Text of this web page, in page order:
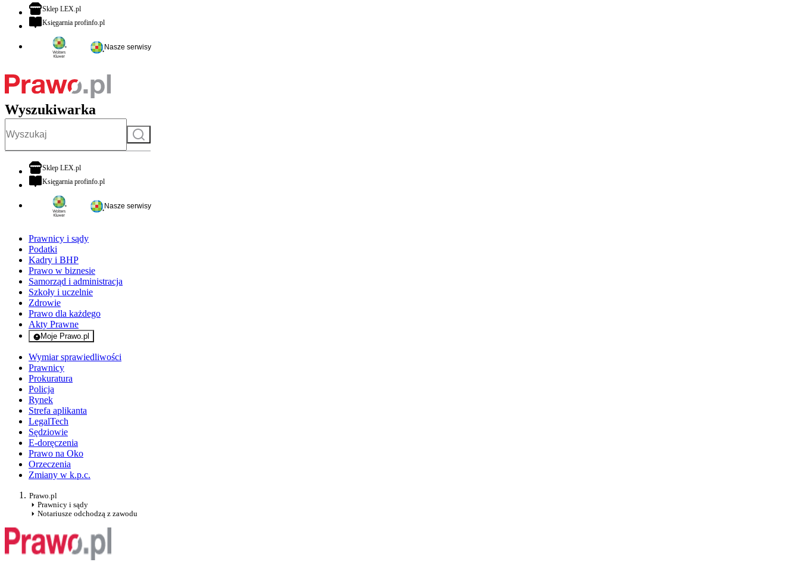
Sklep LEX.plotwiera się w nowej karcie
Księgarnia profinfo.plotwiera się w nowej karcie
Nasze serwisy
Wyszukiwarka
Szukaj
Sklep LEX.plotwiera się w nowej karcie
Księgarnia profinfo.plotwiera się w nowej karcie
Nasze serwisy
Prawnicy i sądy
Podatki
Kadry i BHP
Prawo w biznesie
Samorząd i administracja
Szkoły i uczelnie
Zdrowie
Prawo dla każdego
Akty Prawne
Moje Prawo.pl
- rejestracja i logowanie do serwisu
Wymiar sprawiedliwości
Prawnicy
Prokuratura
Policja
Rynek
Strefa aplikanta
LegalTech
Sędziowie
E-doręczenia
Prawo na Oko
Orzeczenia
Zmiany w k.p.c.
Prawo.pl
Prawnicy i sądy
Notariusze odchodzą z zawodu